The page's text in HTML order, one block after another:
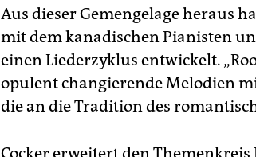
Aus dieser Gemengelage heraus
mit dem kanadischen Pianisten
einen Liederzyklus entwickelt.
opulent changierende Melodien
die an die Tradition des
Cocker erweitert den